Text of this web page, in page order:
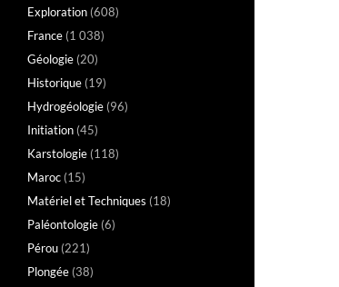
Exploration (608)
France (1 038)
Géologie (20)
Historique (19)
Hydrogéologie (96)
Initiation (45)
Karstologie (118)
Maroc (15)
Matériel et Techniques (18)
Paléontologie (6)
Pérou (221)
Plongée (38)